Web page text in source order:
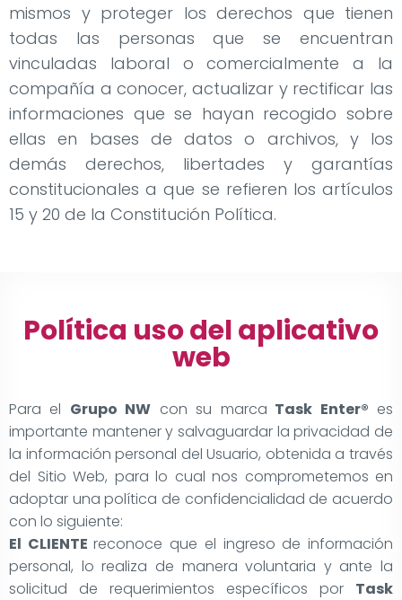
mismos y proteger los derechos que tienen
todas las personas que se encuentran
vinculadas laboral o comercialmente a la
compañía a conocer, actualizar y rectificar las
informaciones que se hayan recogido sobre
ellas en bases de datos o archivos, y los
demás derechos, libertades y garantías
constitucionales a que se refieren los artículos
15 y 20 de la Constitución Política.
Política uso del aplicativo
web
Para el Grupo NW con su marca Task Enter® es
importante mantener y salvaguardar la privacidad de
la información personal del Usuario, obtenida a través
del Sitio Web, para lo cual nos comprometemos en
adoptar una política de confidencialidad de acuerdo
con lo siguiente:
El CLIENTEreconoce que el ingreso de información
personal, lo realiza de manera voluntaria y ante la
solicitud de requerimientos específicos por Task